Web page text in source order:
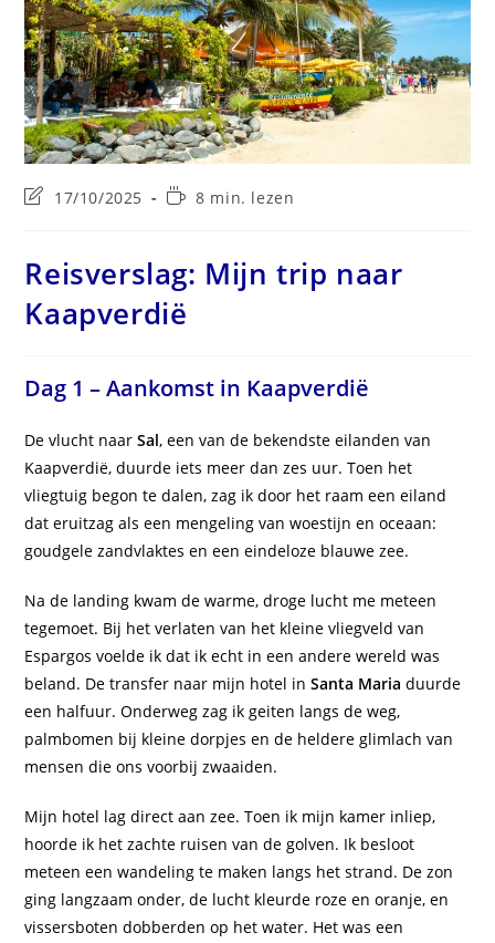
Laatste
bericht:
17/10/2025 Leestijd:
8 min. lezen
Reisverslag: Mijn trip naar
Kaapverdië
Dag 1 – Aankomst in Kaapverdië
De vlucht naarSal, een van de bekendste eilanden van
Kaapverdië, duurde iets meer dan zes uur. Toen het
vliegtuig begon te dalen, zag ik door het raam een eiland
dat eruitzag als een mengeling van woestijn en oceaan:
goudgele zandvlaktes en een eindeloze blauwe zee.
Na de landing kwam de warme, droge lucht me meteen
tegemoet. Bij het verlaten van het kleine vliegveld van
Espargos voelde ik dat ik echt in een andere wereld was
beland. De transfer naar mijn hotel inSanta Maria duurde
een halfuur. Onderweg zag ik geiten langs de weg,
palmbomen bij kleine dorpjes en de heldere glimlach van
mensen die ons voorbij zwaaiden.
Mijn hotel lag direct aan zee. Toen ik mijn kamer inliep,
hoorde ik het zachte ruisen van de golven. Ik besloot
meteen een wandeling te maken langs het strand. De zon
ging langzaam onder, de lucht kleurde roze en oranje, en
vissersboten dobberden op het water. Het was een